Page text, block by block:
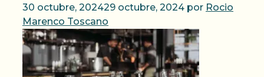
30 octubre, 202429 octubre, 2024 por Rocio
Marenco Toscano